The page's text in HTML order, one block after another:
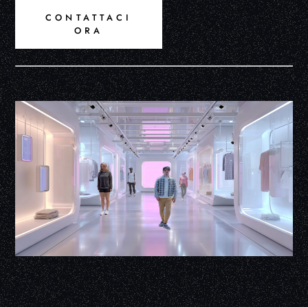
CONTATTACI
ORA